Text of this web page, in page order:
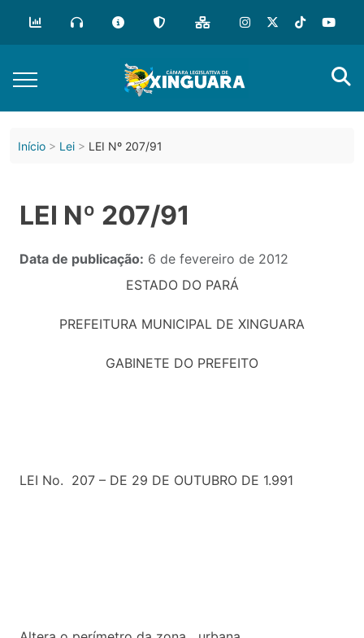
Início Lei LEI Nº 207/91
LEI Nº 207/91
Data de publicação: 6 de fevereiro de 2012
ESTADO DO PARÁ
PREFEITURA MUNICIPAL DE XINGUARA
GABINETE DO PREFEITO
LEI No. 207 – DE 29 DE OUTUBRO DE 1.991